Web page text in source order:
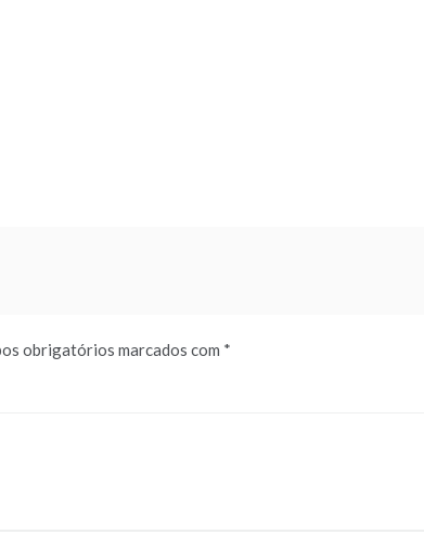
obrigatórios marcados com *